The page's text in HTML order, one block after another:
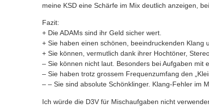
meine KSD eine Schärfe im Mix deutlich anzeigen,
Fazit:
+ Die ADAMs sind ihr Geld sicher wert.
+ Sie haben einen schönen, beeindruckenden Klang
+ Sie können, vermutlich dank ihrer Hochtöner,
– Sie können nicht laut. Besonders bei Aufgaben mit
– Sie haben trotz grossem Frequenzumfang den
– – Sie sind absolute Schönklinger. Klang-Fehler im
Ich würde die D3V für Mischaufgaben nicht